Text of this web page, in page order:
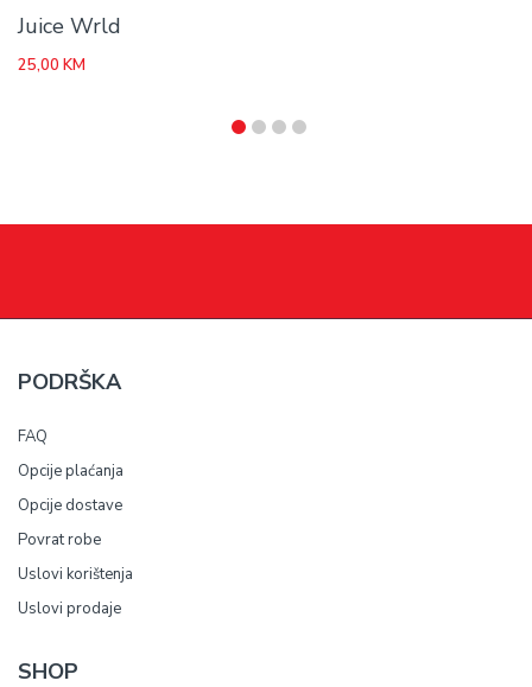
Juice Wrld
25,00 KM
PODRŠKA
FAQ
Opcije plaćanja
Opcije dostave
Povrat robe
Uslovi korištenja
Uslovi prodaje
SHOP